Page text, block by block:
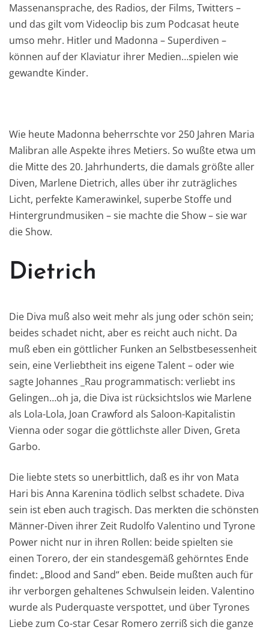
Massenansprache, des Radios, der Films, Twitters –
und das gilt vom Videoclip bis zum Podcasat heute
umso mehr. Hitler und Madonna – Superdiven –
können auf der Klaviatur ihrer Medien…spielen wie
gewandte Kinder.
Wie heute Madonna beherrschte vor 250 Jahren Maria
Malibran alle Aspekte ihres Metiers. So wußte etwa um
die Mitte des 20. Jahrhunderts, die damals größte aller
Diven, Marlene Dietrich, alles über ihr zuträgliches
Licht, perfekte Kamerawinkel, superbe Stoffe und
Hintergrundmusiken – sie machte die Show – sie war
die Show.
Dietrich
Die Diva muß also weit mehr als jung oder schön sein;
beides schadet nicht, aber es reicht auch nicht. Da
muß eben ein göttlicher Funken an Selbstbesessenheit
sein, eine Verliebtheit ins eigene Talent – oder wie
sagte Johannes _Rau programmatisch: verliebt ins
Gelingen…oh ja, die Diva ist rücksichtslos wie Marlene
als Lola-Lola, Joan Crawford als Saloon-Kapitalistin
Vienna oder sogar die göttlichste aller Diven, Greta
Garbo.
Die liebte stets so unerbittlich, daß es ihr von Mata
Hari bis Anna Karenina tödlich selbst schadete. Diva
sein ist eben auch tragisch. Das merkten die schönsten
Männer-Diven ihrer Zeit Rudolfo Valentino und Tyrone
Power nicht nur in ihren Rollen: beide spielten sie
einen Torero, der ein standesgemäß gehörntes Ende
findet: „Blood and Sand“ eben. Beide mußten auch für
ihr verborgen gehaltenes Schwulsein leiden. Valentino
wurde als Puderquaste verspottet, und über Tyrones
Liebe zum Co-star Cesar Romero zerriß sich die ganze